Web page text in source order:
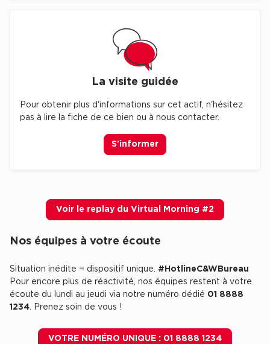
Bureaux privés à Lyon
Bureaux privés à Marseille
Bureaux privés à Neuilly-sur-Seine
Plateaux opérés à Paris
Plateaux opérés à Lyon
Plateaux opérés à Neuilly-sur-Seine
Collections Flex / Coworking
Bureaux privés avec terrasse
Livrets blancs & Études
La visite guidée
Pour obtenir plus d'informations sur cet actif, n'hésitez
pas à lire la fiche de ce bien ou à nous contacter.
S'informer
Voir le replay du Virtual Morning #2
Nos équipes à votre écoute
Situation inédite = dispositif unique. #HotlineC&WBureau
Pour encore plus de réactivité, nos équipes restent à votre
écoute du lundi au jeudi via notre numéro dédié 01 8888
1234. Prenez soin de vous !
VOTRE NUMÉRO UNIQUE : 01 8888 1234